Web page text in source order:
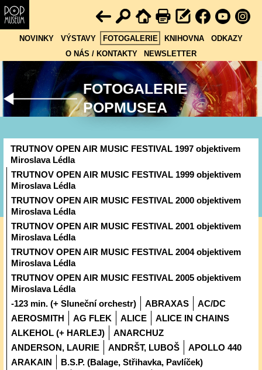
NOVINKY VÝSTAVY FOTOGALERIE KNIHOVNA
ODKAZY
O NÁS / KONTAKTY
NEWSLETTER
FOTOGALERIE
POPMUSEA
TRUTNOV OPEN AIR MUSIC FESTIVAL 1997 objektivem
Miroslava Lédla
TRUTNOV OPEN AIR MUSIC FESTIVAL 1999 objektivem
Miroslava Lédla
TRUTNOV OPEN AIR MUSIC FESTIVAL 2000 objektivem
Miroslava Lédla
TRUTNOV OPEN AIR MUSIC FESTIVAL 2001 objektivem
Miroslava Lédla
TRUTNOV OPEN AIR MUSIC FESTIVAL 2004 objektivem
Miroslava Lédla
TRUTNOV OPEN AIR MUSIC FESTIVAL 2005 objektivem
Miroslava Lédla
-123 min. (+ Sluneční orchestr)
ABRAXAS
AC/DC
AEROSMITH
AG FLEK ALICE
ALICE IN CHAINS
ALKEHOL (+ HARLEJ)
ANARCHUZ
ANDERSON, LAURIE
ANDRŠT, LUBOŠ
APOLLO 440
ARAKAIN
B.S.P. (Balage, Střihavka, Pavlíček)